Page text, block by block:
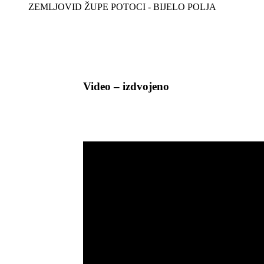
ZEMLJOVID ŽUPE POTOCI - BIJELO POLJA
Video – izdvojeno